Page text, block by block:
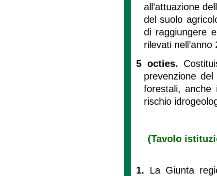
all’attuazione
del suolo
di raggiungere
rilevati nell’anno
5 octies.
prevenzione
forestali, anche
rischio
(Tavolo
1. La Giunta